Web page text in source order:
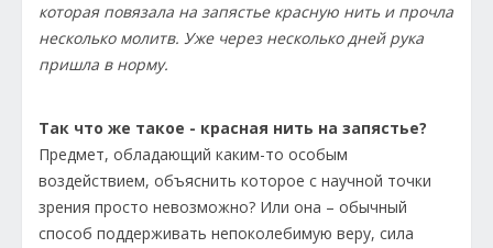
которая повязала на запястье красную нить и прочла
несколько молитв. Уже через несколько дней рука
пришла в норму.
Так что же такое - красная нить на запястье?
Предмет, обладающий каким-то особым
воздействием, объяснить которое с научной точки
зрения просто невозможно? Или она – обычный
способ поддерживать непоколебимую веру, сила